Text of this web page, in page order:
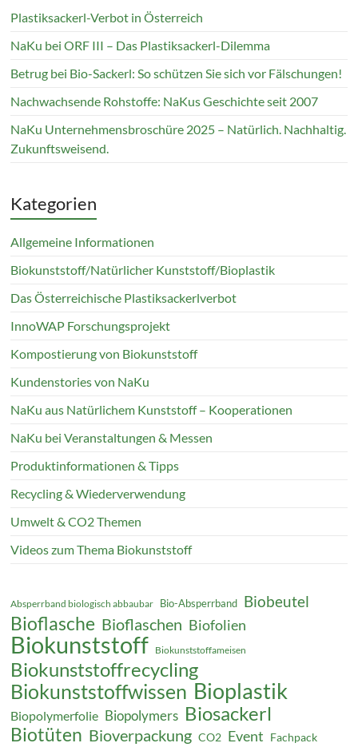
Plastiksackerl-Verbot in Österreich
NaKu bei ORF III – Das Plastiksackerl-Dilemma
Betrug bei Bio-Sackerl: So schützen Sie sich vor Fälschungen!
Nachwachsende Rohstoffe: NaKus Geschichte seit 2007
NaKu Unternehmensbroschüre 2025 – Natürlich. Nachhaltig.
Zukunftsweisend.
Kategorien
Allgemeine Informationen
Biokunststoff/Natürlicher Kunststoff/Bioplastik
Das Österreichische Plastiksackerlverbot
InnoWAP Forschungsprojekt
Kompostierung von Biokunststoff
Kundenstories von NaKu
NaKu aus Natürlichem Kunststoff – Kooperationen
NaKu bei Veranstaltungen & Messen
Produktinformationen & Tipps
Recycling & Wiederverwendung
Umwelt & CO2 Themen
Videos zum Thema Biokunststoff
Absperrband biologisch abbaubar Bio-Absperrband Biobeutel
Bioflasche Bioflaschen Biofolien
Biokunststoff Biokunststoffameisen
Biokunststoffrecycling
Biokunststoffwissen Bioplastik
Biopolymerfolie Biopolymers Biosackerl
Biotüten Bioverpackung CO2 Event Fachpack